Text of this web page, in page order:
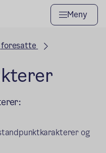
Meny
foresatte
og